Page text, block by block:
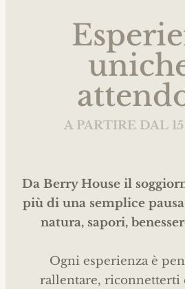
A PARTIRE DAL
Da Berry House il
più di una semplice
natura, sapori,
Ogni esperienza è
rallentare, riconnetterti